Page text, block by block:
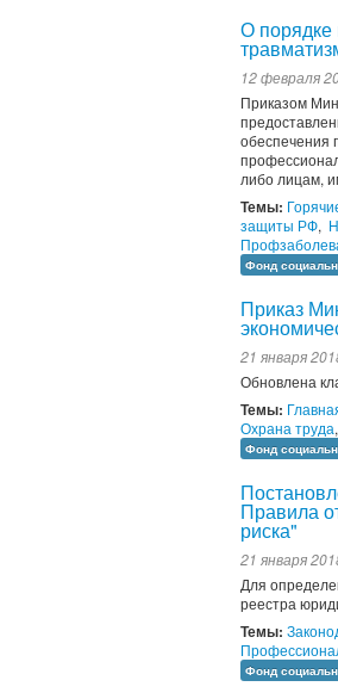
О порядке
12 февраля
Приказом
обеспечения
либо лицам,
Темы:
защиты РФ,
Фонд
Приказ
21 января
Обновлена
Темы:
Охрана труда,
Фонд
Правила
риска"
21 января
Для
реестра
Темы:
Фонд